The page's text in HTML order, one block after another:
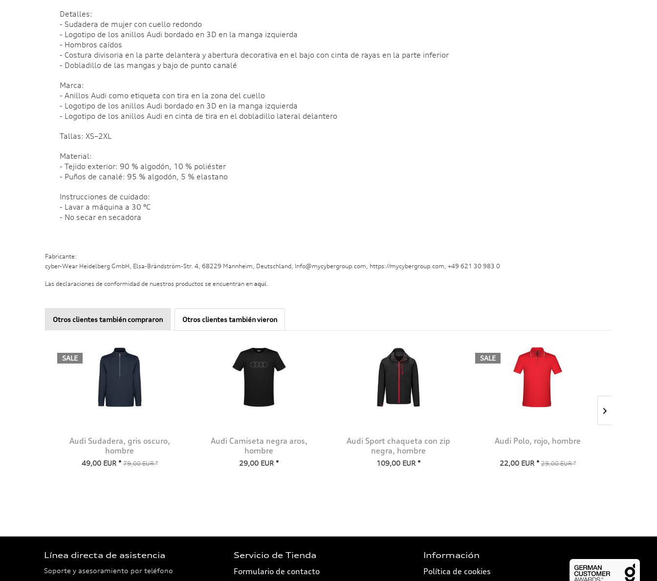
Detalles:
- Sudadera de mujer con cuello redondo
- Logotipo de los anillos Audi bordado en 3D en la manga izquierda
- Hombros caídos
- Costura divisoria en la parte delantera y abertura decorativa en el bajo con cinta de rayas en la parte inferior
- Dobladillo de las mangas y bajo de punto canalé
Marca:
- Anillos Audi como etiqueta con tira en la zona del cuello
- Logotipo de los anillos Audi bordado en 3D en la manga izquierda
- Logotipo de los anillos Audi en cinta de tira en el dobladillo lateral delantero
Tallas: XS–2XL
Material:
- Tejido exterior: 90 % algodón, 10 % poliéster
- Puños de canalé: 95 % algodón, 5 % elastano
Instrucciones de cuidado:
- Lavar a máquina a 30 °C
- No secar en secadora
Fabricante:
cyber-Wear Heidelberg GmbH, Elsa-Brändström-Str. 4, 68229 Mannheim, Deutschland, Info@mycybergroup.com, https://mycybergroup.com, +49 621 30 983 0
Las declaraciones de conformidad de nuestros productos se encuentran en aquí.
Otros clientes también compraron Otros clientes también vieron
SALE
Audi Sudadera, gris oscuro,
hombre
49,00 EUR * 79,00 EUR *
Audi Camiseta negra aros,
hombre
29,00 EUR *
Audi Sport chaqueta con zip
negra, hombre
109,00 EUR *
SALE
Audi Polo, rojo, hombre
22,00 EUR * 29,00 EUR *
Línea directa de asistencia
Soporte y asesoramiento por teléfono
Servicio de Tienda
Formulario de contacto
Información
Política de cookies